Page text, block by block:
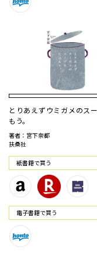
とりあえずウミガメのス
もう。
著者：宮下奈都
扶桑社
紙書籍で買う
電⼦書籍で買う